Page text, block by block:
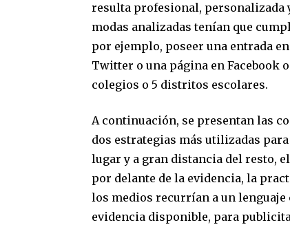
resulta profesional, personalizada
modas analizadas tenían que
por ejemplo, poseer una entrada
Twitter o una página en Facebook
colegios o 5 distritos escolares.
A continuación, se presentan las
dos estrategias más utilizadas
lugar y a gran distancia del resto,
por delante de la evidencia, la
los medios recurrían a un lenguaje
evidencia disponible, para